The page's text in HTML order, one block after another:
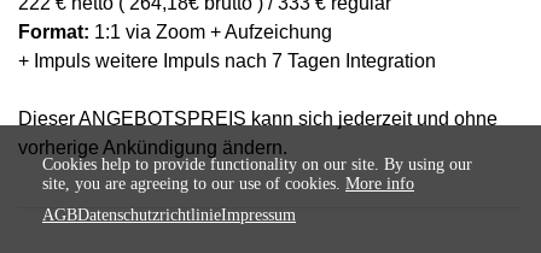
Format: 1:1 via Zoom + Aufzeichung
+ Impuls weitere Impuls nach 7 Tagen Integration
Dieser ANGEBOTSPREIS kann sich jederzeit und ohne
vorherige Ankündigung ändern.
Cookies help to provide functionality on our site. By using our
site, you are agreeing to our use of cookies. More info
AGBDatenschutzrichtlinieImpressum